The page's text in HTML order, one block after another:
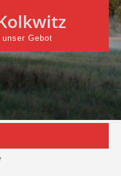
Gebot